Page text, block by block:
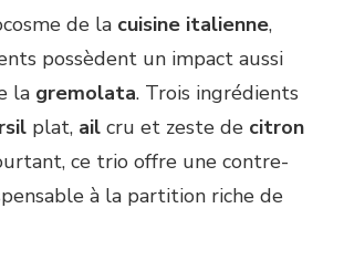
de la cuisine italienne,
possèdent un impact aussi
la gremolata. Trois ingrédients
plat, ail cru et zeste de citron
ce trio offre une contre-
à la partition riche de